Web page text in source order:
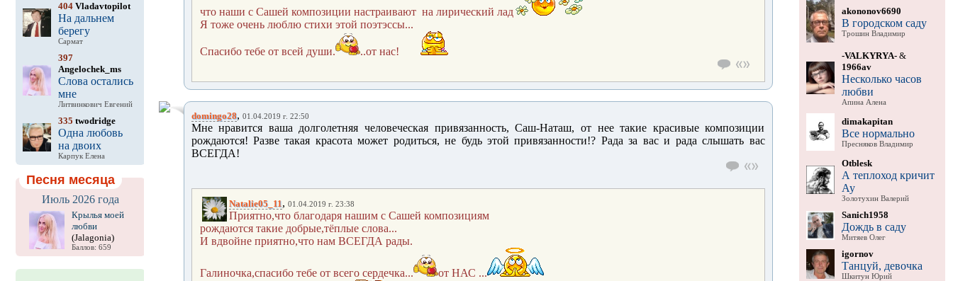
404Vladavtopilot
На дальнем
берегу
Сармат
397
Angelochek_ms
Слова остались
мне
Литвинкович Евгений
335 twodridge
Одна любовь
на двоих
Карпук Елена
Песня месяца
Июль 2026 года
Крылья моей
любви
(Jalagonia)
Баллов: 659
что наши с Сашей композиции настраивают на лирический лад
Я тоже очень люблю стихи этой поэтэссы...
Спасибо тебе от всей души. ..от нас!
domingo28, 01.04.2019 г. 22:50
Мне нравится ваша долголетняя человеческая привязанность, Саш-Наташ, от нее такие красивые композиции
рождаются! Разве такая красота может родиться, не будь этой привязанности!? Рада за вас и рада слышать вас
ВСЕГДА!
Natalie05_11, 01.04.2019 г. 23:38
Приятно,что благодаря нашим с Сашей композициям
рождаются такие добрые,тёплые слова...
И вдвойне приятно,что нам ВСЕГДА рады.
Галиночка,спасибо тебе от всего сердечка... от НАС ...
akononov6690
В городском саду
Трошин Владимир
-VALKYRYA-&
1966av
Несколько часов
любви
Апина Алена
dimakapitan
Все нормально
Пресняков Владимир
Otblesk
А теплоход кричит
Ау
Золотухин Валерий
Sanich1958
Дождь в саду
Митяев Олег
igornov
Танцуй, девочка
Шкитун Юрий